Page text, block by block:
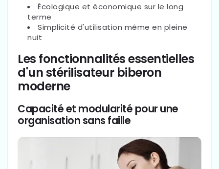
Écologique et économique sur le long
terme
Simplicité d'utilisation même en pleine
nuit
Les fonctionnalités essentielles
d'un stérilisateur biberon
moderne
Capacité et modularité pour une
organisation sans faille